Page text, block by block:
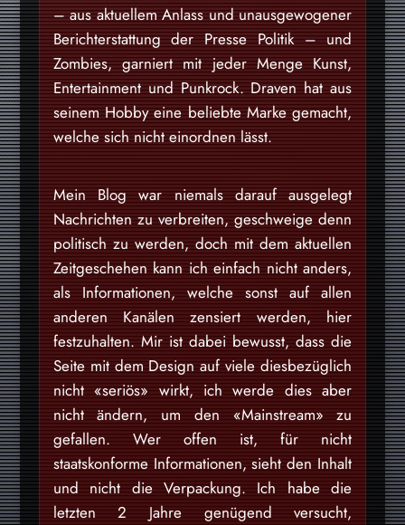
– aus aktuellem Anlass und unausgewogener
Berichterstattung der Presse Politik – und
Zombies, garniert mit jeder Menge Kunst,
Entertainment und Punkrock. Draven hat aus
seinem Hobby eine beliebte Marke gemacht,
welche sich nicht einordnen lässt.
Mein Blog war niemals darauf ausgelegt
Nachrichten zu verbreiten, geschweige denn
politisch zu werden, doch mit dem aktuellen
Zeitgeschehen kann ich einfach nicht anders,
als Informationen, welche sonst auf allen
anderen Kanälen zensiert werden, hier
festzuhalten. Mir ist dabei bewusst, dass die
Seite mit dem Design auf viele diesbezüglich
nicht «seriös» wirkt, ich werde dies aber
nicht ändern, um den «Mainstream» zu
gefallen. Wer offen ist, für nicht
staatskonforme Informationen, sieht den Inhalt
und nicht die Verpackung. Ich habe die
letzten 2 Jahre genügend versucht,